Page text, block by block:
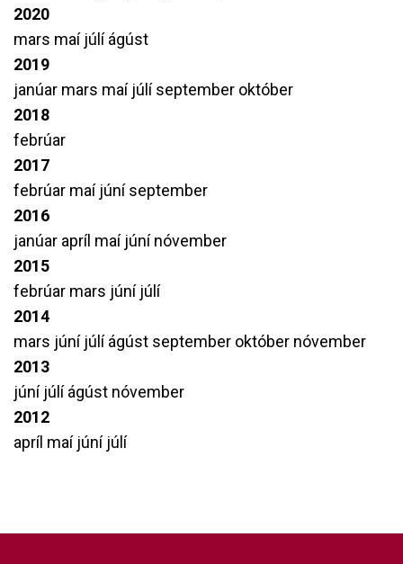
2020
mars maí júlíágúst
2019
janúar mars maí júlíseptember október
2018
febrúar
2017
febrúar maí júníseptember
2016
janúar apríl maí júnínóvember
2015
febrúar mars júní júlí
2014
mars júní júlíágúst september október nóvember
2013
júní júlíágúst nóvember
2012
apríl maí júní júlí